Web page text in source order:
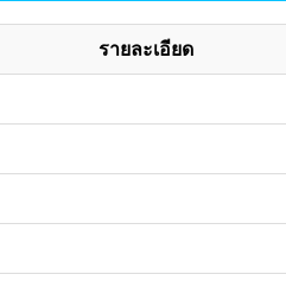
รายละเอียด